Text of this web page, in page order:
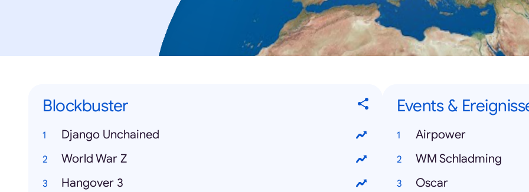
Blockbuster
Django Unchained
World War Z
Hangover 3
Events &
Airpower
WM Schladming
Oscar